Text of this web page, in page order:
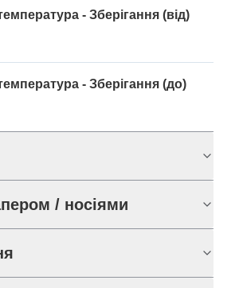
- Зберігання (від)
- Зберігання (до)
/ носіями